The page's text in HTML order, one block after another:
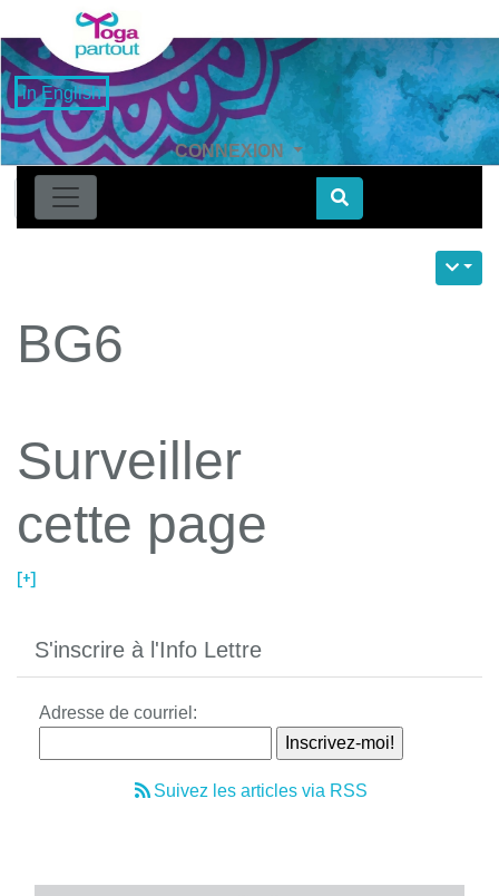
in English
CONNEXION
Find
BG6
Surveiller
cette page
[+]
S'inscrire à l'Info Lettre
Adresse de courriel:
Suivez les articles via RSS